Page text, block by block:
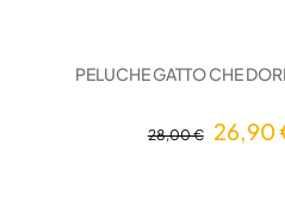
PELUCHE GATTO CHE
28,00 € 26,90